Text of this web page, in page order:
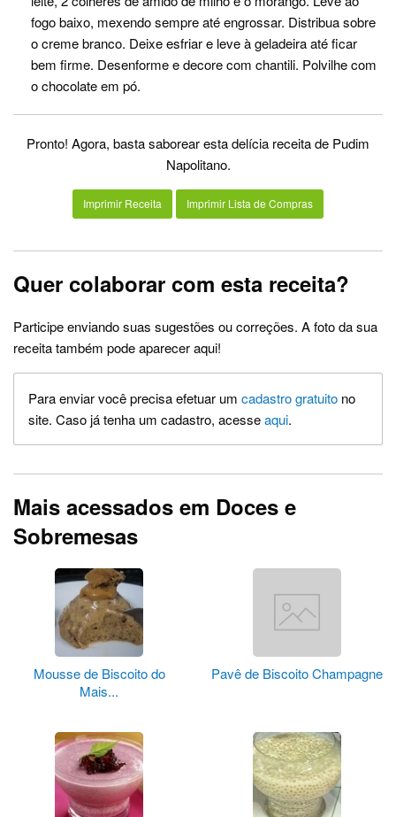
fogo baixo, mexendo sempre até engrossar. Distribua sobre
o creme branco. Deixe esfriar e leve à geladeira até ficar
bem firme. Desenforme e decore com chantili. Polvilhe com
o chocolate em pó.
Pronto! Agora, basta saborear esta delícia receita de Pudim
Napolitano.
Imprimir Receita Imprimir Lista de Compras
Quer colaborar com esta receita?
Participe enviando suas sugestões ou correções. A foto da sua
receita também pode aparecer aqui!
Para enviar você precisa efetuar um cadastro gratuito no
site. Caso já tenha um cadastro, acesseaqui.
Mais acessados em Doces e
Sobremesas
Mousse de Biscoito do
Mais...
Pavê de Biscoito Champagne